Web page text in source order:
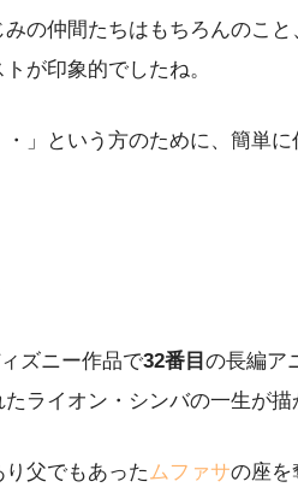
の仲間たちはもちろんのこ
が印象的でしたね。
・」という方のために、簡単
ズニー作品で32番目 の長編ア
ライオン・シンバの一生が描
父でもあったムファサの座を